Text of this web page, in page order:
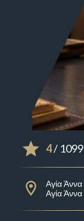
4/ 1099
Αγία Άννα
Αγία Άννα